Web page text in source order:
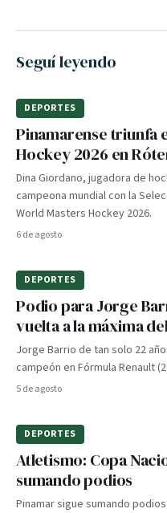
Seguí leyendo
DEPORTES
Pinamarense triunfa
Hockey 2026 en
Dina Giordano, jugadora de
campeona mundial con la
World Masters Hockey 2026.
6 de agosto
DEPORTES
Podio para Jorge
vuelta a la máxima
Jorge Barrio de tan solo 22
campeón en Fórmula Renault
5 de agosto
DEPORTES
Atletismo: Copa
sumando podios
Pinamar sigue sumando